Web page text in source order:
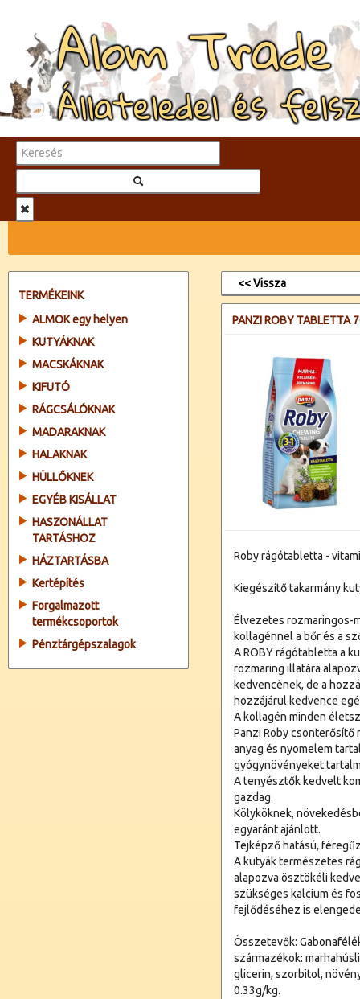
Alom Trade
Állateledel és
TERMÉKEINK
ALMOK egy helyen
KUTYÁKNAK
MACSKÁKNAK
KIFUTÓ
RÁGCSÁLÓKNAK
MADARAKNAK
HALAKNAK
HÜLLŐKNEK
EGYÉB KISÁLLAT
HASZONÁLLAT
TARTÁSHOZ
HÁZTARTÁSBA
Kertépítés
Forgalmazott
termékcsoportok
Pénztárgépszalagok
<< Vissza
PANZI ROBY TABLETTA
Roby rágótabletta -
Kiegészítő takarmány
Élvezetes rozmaringos-
kollagénnel a bőr és a
A ROBY rágótabletta a
rozmaring illatára
kedvencének, de a
hozzájárul kedvence
A kollagén minden
Panzi Roby csonterősítő
anyag és nyomelem
gyógynövényeket
A tenyésztők kedvelt
gazdag.
Kölyköknek,
egyaránt ajánlott.
Tejképző hatású,
A kutyák természetes
alapozva ösztökéli
szükséges kalcium és
fejlődéséhez is
Összetevők:
származékok:
glicerin, szorbitol,
0.33g/kg.